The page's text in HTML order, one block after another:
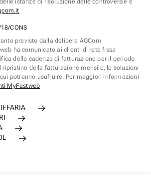
istanze di risoluzione delle controversie è
CONS
previsto dalla delibera AGCom
ha comunicato ai clienti di rete fissa
della cadenza di fatturazione per il periodo
ripristino della fatturazione mensile, le soluzioni
potranno usufruire. Per maggiori informazioni
MyFastweb